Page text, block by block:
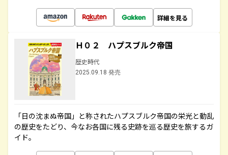
詳細を見る
Ｈ０２ ハプスブルク帝国
歴史時代
2025.09.18 発売
「日の沈まぬ帝国」と称されたハプスブルク帝国の栄光と動乱
の歴史をたどり、今なお各国に残る史跡を巡る歴史を旅するガ
イド。